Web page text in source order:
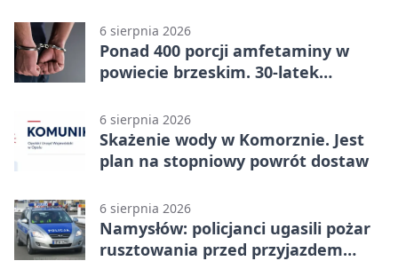
6 sierpnia 2026
Ponad 400 porcji amfetaminy w
powiecie brzeskim. 30-latek
6 sierpnia 2026
Skażenie wody w Komorznie. Jest
plan na stopniowy powrót dostaw
6 sierpnia 2026
Namysłów: policjanci ugasili pożar
rusztowania przed przyjazdem